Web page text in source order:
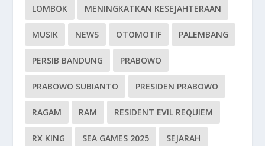
LOMBOK MENINGKATKAN KESEJAHTERAAN
MUSIK NEWS OTOMOTIF PALEMBANG
PERSIB BANDUNG PRABOWO
PRABOWO SUBIANTO PRESIDEN PRABOWO
RAGAM RAM RESIDENT EVIL REQUIEM
RX KING SEA GAMES 2025 SEJARAH